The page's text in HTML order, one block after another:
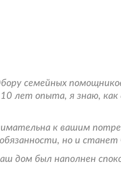
семейных
лет опыта, я знаю,
к вашим
но и
дом был наполнен